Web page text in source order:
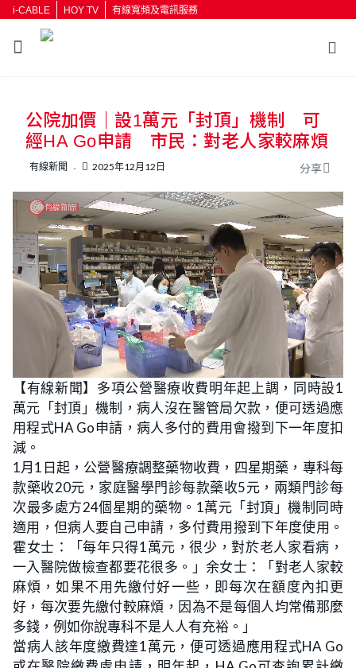
i-CABLE HOY TV 有線寬頻及電訊服務
按輸入鍵開始搜尋
公院加價｜設1萬元「封頂」機制 可
經HA Go申請 市民：對老人家較麻煩
有線新聞 2025年12月12日 分享
U
n
m
u
t
e
o
a
e
d
:
1
4
9
%
【有線新聞】多項公營醫療收費明年起上調，同時設1
萬元「封頂」機制，病人沒在醫管局欠款，便可透過應
用程式HA Go申請，病人多付的費用會撥到下一年度扣
減。
1月1日起，公營醫療調整藥物收費，四星期藥，專科每
款藥收20元，家庭醫學門診每款藥收5元，兩類門診每
次最多處方24個星期的藥物。1萬元「封頂」機制同時
適用，但病人要自己申請，多付費用撥到下年度使用。
霍女士：「每年只得1萬元，很少，對於老人家看病，
一入醫院做檢查都要花很多。」余女士：「對老人家較
麻煩，如果不用先繳付好一些，即每次在額度內扣更
好，每次要先繳付較麻煩，因為不是每個人均常備那麼
多錢，例如你說專科不是人人有充裕。」
當病人該年度繳費達1萬元，便可透過應用程式HA Go